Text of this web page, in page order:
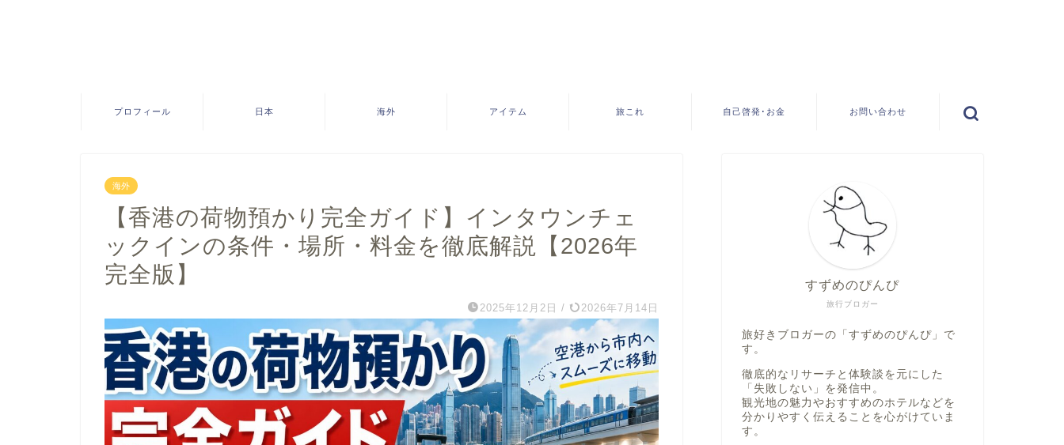
プロフィール 日本 海外 アイテム 旅これ 自己啓発･お金 お問い合わせ
海外
【香港の荷物預かり完全ガイド】インタウンチェ
ックインの条件・場所・料金を徹底解説【2026年
完全版】
2025年12月2日 / 2026年7月14日 旅行ブロガー
すずめのぴんぴ
旅好きブロガーの「すずめのぴんぴ」で
す。
徹底的なリサーチと体験談を元にした
「失敗しない」 を発信中。
観光地の魅力やおすすめのホテルなどを
分かりやすく伝えることを心がけていま
す。